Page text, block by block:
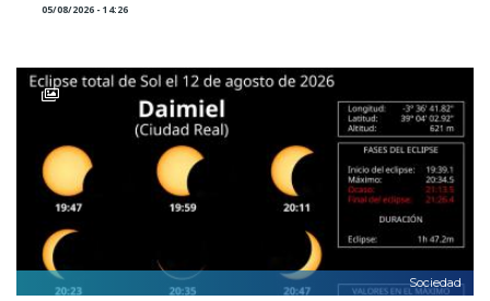
05/08/2026 - 14:26
Sociedad